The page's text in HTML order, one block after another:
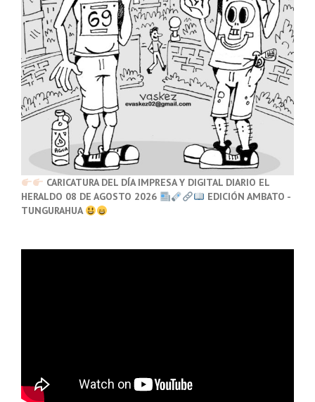
CARICATURA DEL DÍA IMPRESA Y DIGITAL DIARIO EL
HERALDO 08 DE AGOSTO 2026
EDICIÓN AMBATO -
TUNGURAHUA